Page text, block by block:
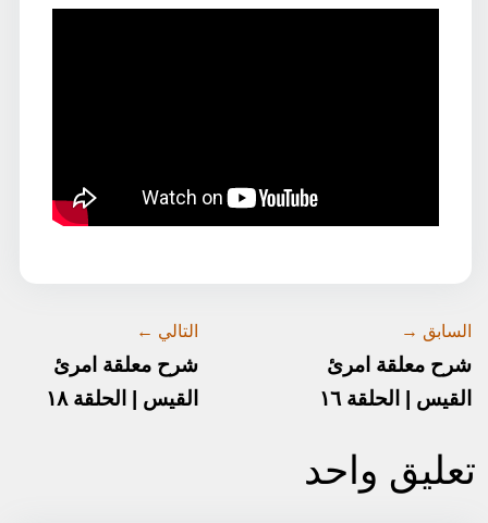
السابق →
شرح معلقة امرئ
القيس | الحلقة ١٦
التالي ←
شرح معلقة امرئ
القيس | الحلقة ١٨
تعليق واحد